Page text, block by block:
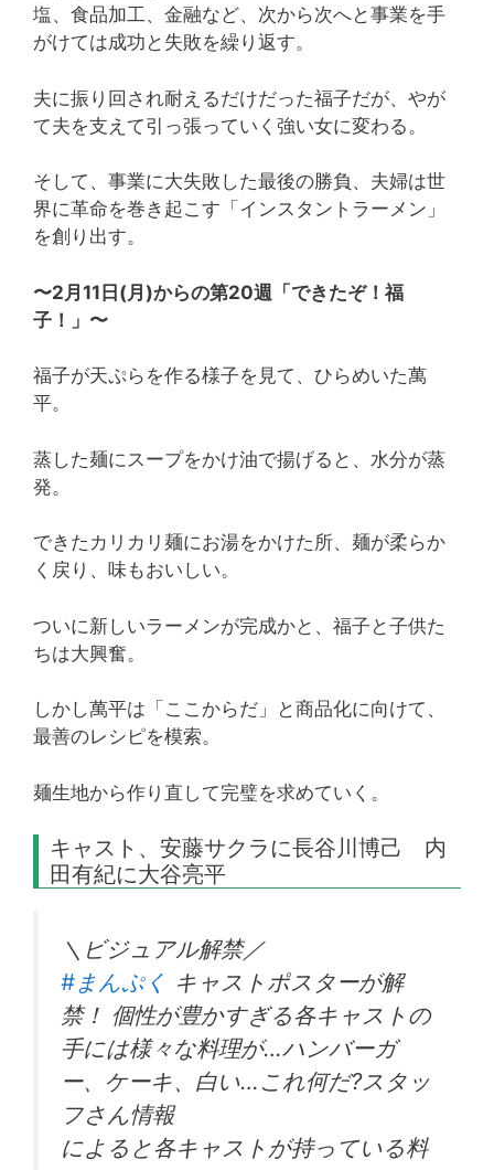
塩、食品加工、金融など、次から次へと事業を手
がけては成功と失敗を繰り返す。
夫に振り回され耐えるだけだった福子だが、やが
て夫を支えて引っ張っていく強い女に変わる。
そして、事業に大失敗した最後の勝負、夫婦は世
界に革命を巻き起こす「インスタントラーメン」
を創り出す。
〜2月11日(月)からの第20週「できたぞ！福
子！」〜
福子が天ぷらを作る様子を見て、ひらめいた萬
平。
蒸した麺にスープをかけ油で揚げると、水分が蒸
発。
できたカリカリ麺にお湯をかけた所、麺が柔らか
く戻り、味もおいしい。
ついに新しいラーメンが完成かと、福子と子供た
ちは大興奮。
しかし萬平は「ここからだ」と商品化に向けて、
最善のレシピを模索。
麺生地から作り直して完璧を求めていく。
キャスト、安藤サクラに長谷川博己 内
田有紀に大谷亮平
＼ビジュアル解禁／
#まんぷく キャストポスターが解
禁！ 個性が豊かすぎる各キャストの
手には様々な料理が…ハンバーガ
ー、ケーキ、白い…これ何だ?スタッ
フさん情報
によると各キャストが持っている料